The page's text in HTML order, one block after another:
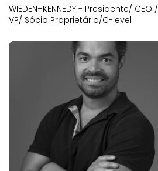
WIEDEN+KENNEDY - Presidente/ CEO /
VP/ Sócio Proprietário/C-level